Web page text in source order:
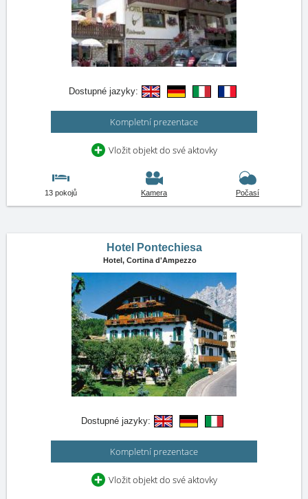
Dostupné jazyky:
Kompletní prezentace
Vložit objekt do své aktovky
13 pokojů Kamera Počasí
Hotel Pontechiesa
Hotel, Cortina d'Ampezzo
Dostupné jazyky:
Kompletní prezentace
Vložit objekt do své aktovky